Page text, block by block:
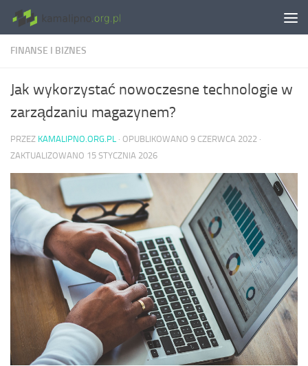
Skip to content
FINANSE I BIZNES
Jak wykorzystać nowoczesne technologie w
zarządzaniu magazynem?
PRZEZ KAMALIPNO.ORG.PL · OPUBLIKOWANO 9 CZERWCA 2022 ·
ZAKTUALIZOWANO 15 STYCZNIA 2026